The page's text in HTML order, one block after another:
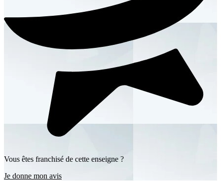
Vous êtes franchisé de cette enseigne ?
Je donne mon avis